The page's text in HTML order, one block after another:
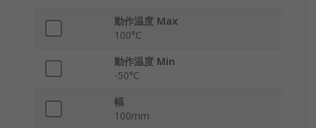
動作温度 Max
100°C
動作温度 Min
-50°C
幅
100mm